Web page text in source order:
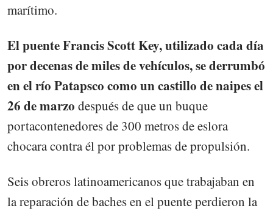
marítimo.
El puente Francis Scott Key, utilizado cada día
por decenas de miles de vehículos, se derrumbó
en el río Patapsco como un castillo de naipes el
26 de marzo después de que un buque
portacontenedores de 300 metros de eslora
chocara contra él por problemas de propulsión.
Seis obreros latinoamericanos que trabajaban en
la reparación de baches en el puente perdieron la